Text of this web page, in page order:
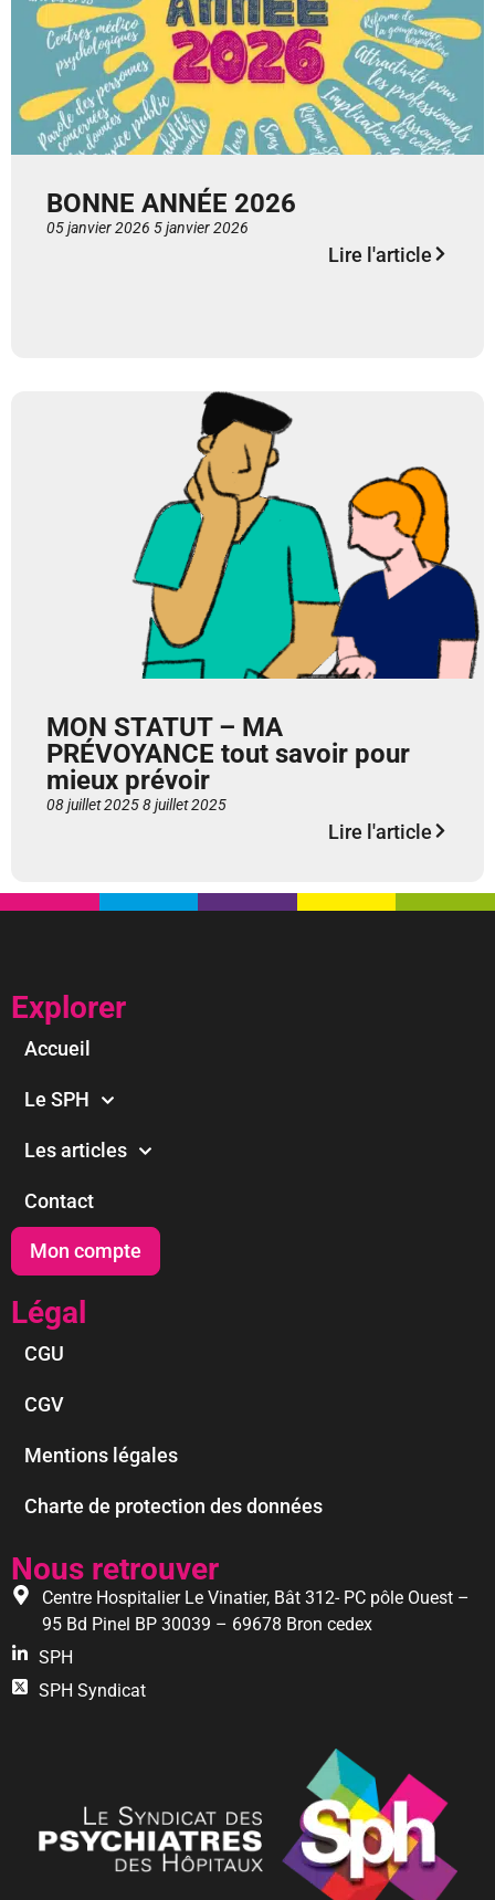
BONNE ANNÉE 2026
05 janvier 2026 5 janvier 2026
Lire l'article
MON STATUT – MA
PRÉVOYANCE tout savoir pour
mieux prévoir
08 juillet 20258 juillet 2025
Lire l'article
Explorer
Accueil
Le SPH
Les articles
Contact
Mon compte
Légal
CGU
CGV
Mentions légales
Charte de protection des données
Nous retrouver
Centre Hospitalier Le Vinatier, Bât 312- PC pôle Ouest –
95 Bd Pinel BP 30039 – 69678 Bron cedex
SPH
SPH Syndicat